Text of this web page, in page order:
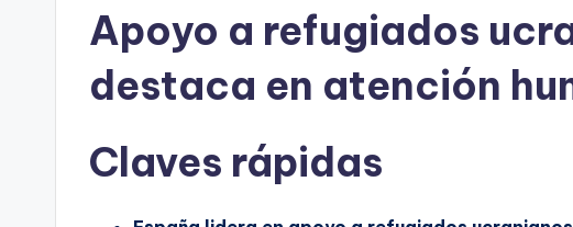
Apoyo a refugiados
destaca en atención
Claves rápidas